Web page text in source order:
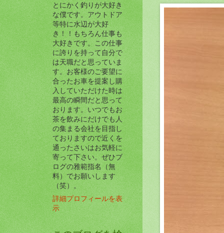
とにかく釣りが大好き
な僕です。アウトドア
等特に水辺が大好
き！！もちろん仕事も
大好きです。この仕事
に誇りを持って自分で
は天職だと思っていま
す。お客様のご要望に
合ったお車を提案し購
入していただけた時は
最高の瞬間だと思って
おります。いつでもお
茶を飲みにだけでも人
の集まる会社を目指し
ておりますので近くを
通ったさいはお気軽に
寄って下さい。ぜひブ
ログの雅範指名（無
料）でお願いします
（笑）。
詳細プロフィールを表
示